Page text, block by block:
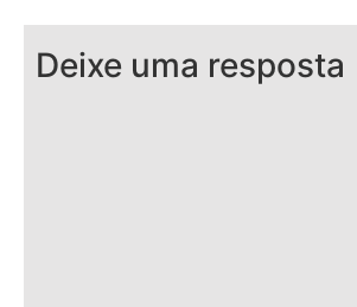
Deixe uma resposta